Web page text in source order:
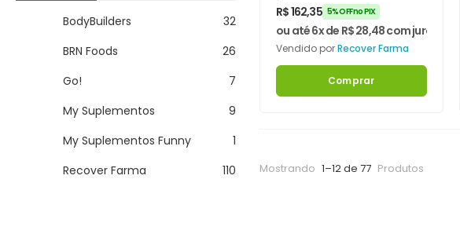
BodyBuilders
32
BRN Foods
26
Go!
7
My Suplementos
9
My Suplementos Funny
1
Recover Farma
110
R$162,35 5% OFF no PIX
ou até 6x de R$28,48com juros
Vendido porRecover Farma
Comprar
Mostrando 1–12 de 77 Produtos